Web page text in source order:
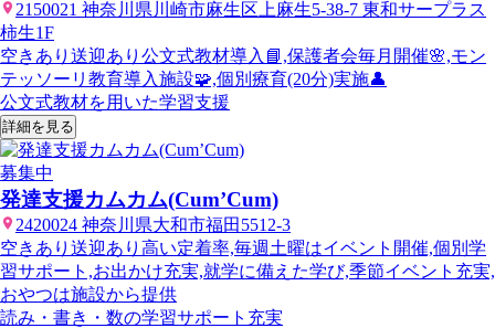
2150021 神奈川県川崎市麻生区上麻生5-38-7 東和サープラス
柿生1F
空きあり 送迎あり 公文式教材導入📘,保護者会毎月開催🌸,モン
テッソーリ教育導入施設🧩,個別療育(20分)実施👤
公文式教材を用いた学習支援
詳細を見る
募集中
発達支援カムカム(Cum’Cum)
2420024 神奈川県大和市福田5512-3
空きあり 送迎あり 高い定着率,毎週土曜はイベント開催,個別学
習サポート,お出かけ充実,就学に備えた学び,季節イベント充実,
おやつは施設から提供
読み・書き・数の学習サポート充実